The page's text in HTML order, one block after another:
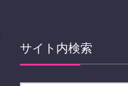
サイト内検索